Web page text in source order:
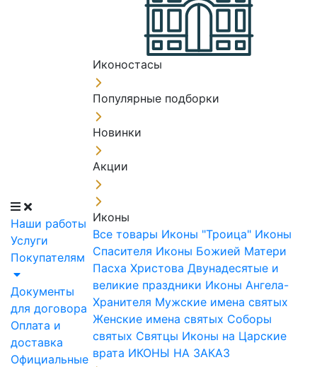
Наши работы
Услуги
Покупателям
Документы
для договора
Оплата и
доставка
Официальные
Иконостасы
Популярные подборки
Новинки
Акции
Иконы
Все товары Иконы "Троица" Иконы
Спасителя Иконы Божией Матери
Пасха Христова Двунадесятые и
великие праздники Иконы Ангела-
Хранителя Мужские имена святых
Женские имена святых Соборы
святых Святцы Иконы на Царские
врата ИКОНЫ НА ЗАКАЗ